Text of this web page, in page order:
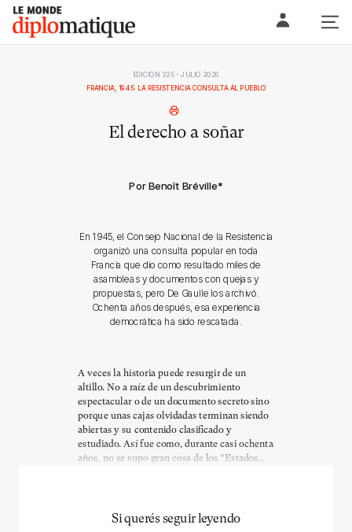
Skip
content
Le monde diplomatique
EDICIÓN 325 - JULIO 2026
FRANCIA, 1945: LA RESISTENCIA CONSULTA AL PUEBLO
El derecho a soñar
Por Benoît Bréville*
En 1945, el Consejo Nacional de la Resistencia
organizó una consulta popular en toda
Francia que dio como resultado miles de
asambleas y documentos con quejas y
propuestas, pero De Gaulle los archivó.
Ochenta años después, esa experiencia
democrática ha sido rescatada.
A veces la historia puede resurgir de un
altillo. No a raíz de un descubrimiento
espectacular o de un documento secreto sino
porque unas cajas olvidadas terminan siendo
abiertas y su contenido clasificado y
estudiado. Así fue como, durante casi ochenta
años, no se supo gran cosa de los “Estados...
Si querés seguir leyendo